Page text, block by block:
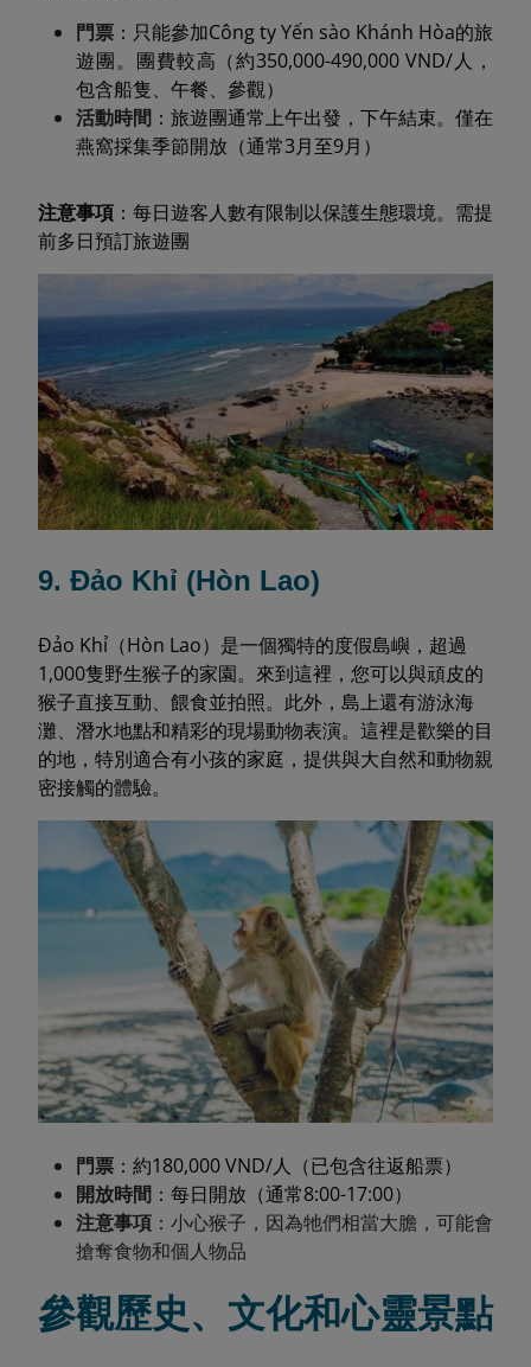
門票 ：只能參加Công ty Yến sào Khánh Hòa的旅
遊團。團費較高（約350,000-490,000 VND/人，
包含船隻、午餐、參觀）
活動時間 ：旅遊團通常上午出發，下午結束。僅在
燕窩採集季節開放（通常3月至9月）
注意事項 ：每日遊客人數有限制以保護生態環境。需提
前多日預訂旅遊團
9. Đảo Khỉ (Hòn Lao)
Đảo Khỉ（Hòn Lao）是一個獨特的度假島嶼，超過
1,000隻野生猴子的家園。來到這裡，您可以與頑皮的
猴子直接互動、餵食並拍照。此外，島上還有游泳海
灘、潛水地點和精彩的現場動物表演。這裡是歡樂的目
的地，特別適合有小孩的家庭，提供與大自然和動物親
密接觸的體驗。
門票 ：約180,000 VND/人（已包含往返船票）
開放時間 ：每日開放（通常8:00-17:00）
注意事項 ：小心猴子，因為牠們相當大膽，可能會
搶奪食物和個人物品
參觀歷史、文化和心靈景點